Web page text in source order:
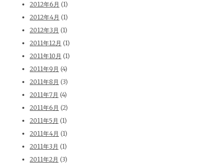
2012年6月 (1)
2012年4月 (1)
2012年3月 (1)
2011年12月 (1)
2011年10月 (1)
2011年9月 (4)
2011年8月 (3)
2011年7月 (4)
2011年6月 (2)
2011年5月 (1)
2011年4月 (1)
2011年3月 (1)
2011年2月 (3)